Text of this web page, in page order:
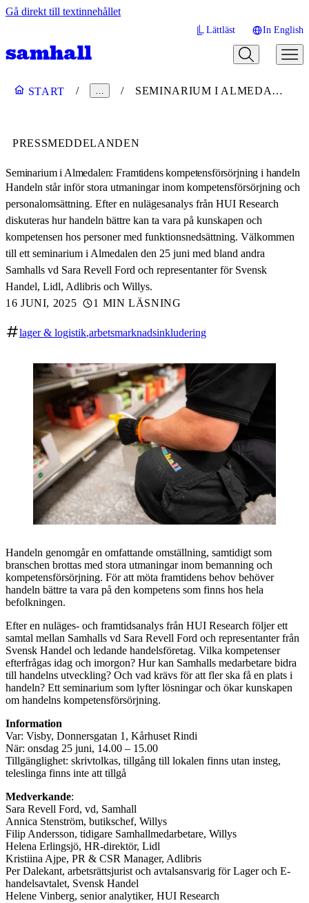
Gå direkt till textinnehållet
Lättläst In English
START … SEMINARIUM I ALMEDALEN: FRAMTIDENS KOMPETENSFÖRSÖRJNING I HANDELN
PRESSMEDDELANDEN
Seminarium i Almedalen: Framtidens kompetensförsörjning i handeln
Handeln står inför stora utmaningar inom kompetensförsörjning och
personalomsättning. Efter en nulägesanalys från HUI Research
diskuteras hur handeln bättre kan ta vara på kunskapen och
kompetensen hos personer med funktionsnedsättning. Välkommen
till ett seminarium i Almedalen den 25 juni med bland andra
Samhalls vd Sara Revell Ford och representanter för Svensk
Handel, Lidl, Adlibris och Willys.
16 JUNI, 2025
1 MIN LÄSNING
lager & logistik arbetsmarknadsinkludering
Handeln genomgår en omfattande omställning, samtidigt som
branschen brottas med stora utmaningar inom bemanning och
kompetensförsörjning. För att möta framtidens behov behöver
handeln bättre ta vara på den kompetens som finns hos hela
befolkningen.
Efter en nuläges- och framtidsanalys från HUI Research följer ett
samtal mellan Samhalls vd Sara Revell Ford och representanter från
Svensk Handel och ledande handelsföretag. Vilka kompetenser
efterfrågas idag och imorgon? Hur kan Samhalls medarbetare bidra
till handelns utveckling? Och vad krävs för att fler ska få en plats i
handeln? Ett seminarium som lyfter lösningar och ökar kunskapen
om handelns kompetensförsörjning.
Information
Var: Visby, Donnersgatan 1, Kårhuset Rindi
När: onsdag 25 juni, 14.00 – 15.00
Tillgänglighet: skrivtolkas, tillgång till lokalen finns utan insteg,
teleslinga finns inte att tillgå
Medverkande:
Sara Revell Ford, vd, Samhall
Annica Stenström, butikschef, Willys
Filip Andersson, tidigare Samhallmedarbetare, Willys
Helena Erlingsjö, HR-direktör, Lidl
Kristiina Ajpe, PR & CSR Manager, Adlibris
Per Dalekant, arbetsrättsjurist och avtalsansvarig för Lager och E-
handelsavtalet, Svensk Handel
Helene Vinberg, senior analytiker, HUI Research